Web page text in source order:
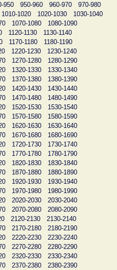
950 950-960 960-970
970-980
1010-1020 1020-1030
1030-1040
1070-1080
1080-1090
1120-1130
1130-1140
1170-1180
1180-1190
1220-1230
1230-1240
1270-1280
1280-1290
1320-1330
1330-1340
1370-1380
1380-1390
1420-1430
1430-1440
1470-1480
1480-1490
1520-1530
1530-1540
1570-1580
1580-1590
1620-1630
1630-1640
1670-1680
1680-1690
1720-1730
1730-1740
1770-1780
1780-1790
1820-1830
1830-1840
1870-1880
1880-1890
1920-1930
1930-1940
1970-1980
1980-1990
2020-2030
2030-2040
2070-2080
2080-2090
2120-2130
2130-2140
2170-2180
2180-2190
2220-2230
2230-2240
2270-2280
2280-2290
2320-2330
2330-2340
2370-2380
2380-2390